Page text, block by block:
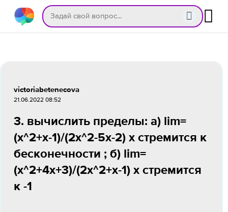
victoriabetenecova
21.06.2022 08:52
3. вычислить пределы: а) lim=
(x^2+x-1)/(2x^2-5x-2) x стремится к
бесконечности ; б) lim=
(x^2+4x+3)/(2x^2+x-1) x стремится
к -1